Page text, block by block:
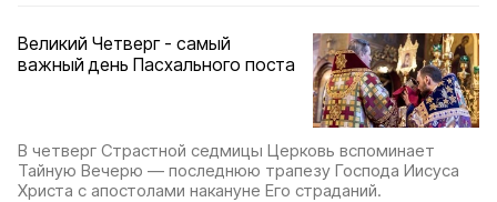
Великий Четверг - самый
важный день Пасхального поста
В четверг Страстной седмицы Церковь вспоминает
Тайную Вечерю — последнюю трапезу Господа Иисуса
Христа с апостолами накануне Его страданий.